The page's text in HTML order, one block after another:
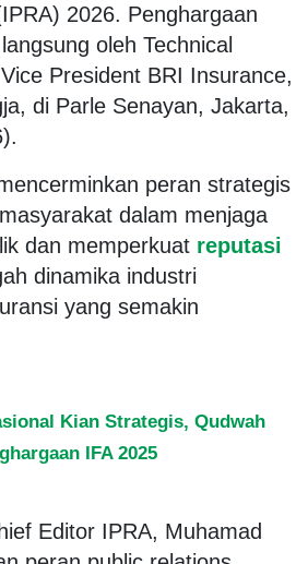
2026. Penghargaan
oleh Technical
President BRI Insurance,
di Parle Senayan, Jakarta,
peran strategis
dalam menjaga
dan memperkuat reputasi
dinamika industri
yang semakin
Kian Strategis, Qudwah
IFA 2025
Editor IPRA, Muhamad